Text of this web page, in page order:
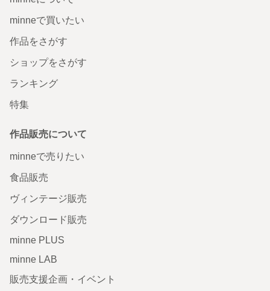
minneで買いたい
作品をさがす
ショップをさがす
ランキング
特集
作品販売について
minneで売りたい
食品販売
ヴィンテージ販売
ダウンロード販売
minne PLUS
minne LAB
販売支援企画・イベント